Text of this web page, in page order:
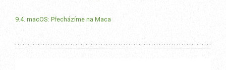
9.4. macOS: Přecházíme na Maca